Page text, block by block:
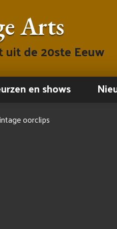
Arts
uit de 20ste Eeuw
en shows
oorclips